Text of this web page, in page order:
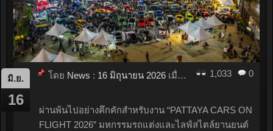
มิ.ย.
16
0
1,033
โดย News : 16 มิถุนายน 2026 เมื่อ 17:14
ผ่านพ้นไปอย่างคึกคักสำหรับงาน “PATTAYA CARS ON
FLIGHT 2026” มหกรรมรถแต่งและไลฟ์สไตล์ยานยนต์